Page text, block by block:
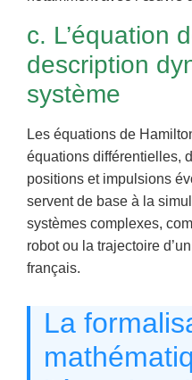
c. L’équation
description
système
Les équations de
équations différentielles,
positions et impulsions
servent de base à la
systèmes complexes,
robot ou la trajectoire
français.
La